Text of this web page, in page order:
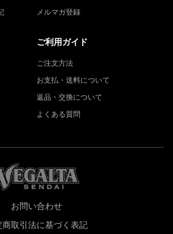
メルマガ登録
ご利用ガイド
ご注文方法
お支払・送料について
返品・交換について
よくある質問
お問い合わせ
商取引法に基づく表記